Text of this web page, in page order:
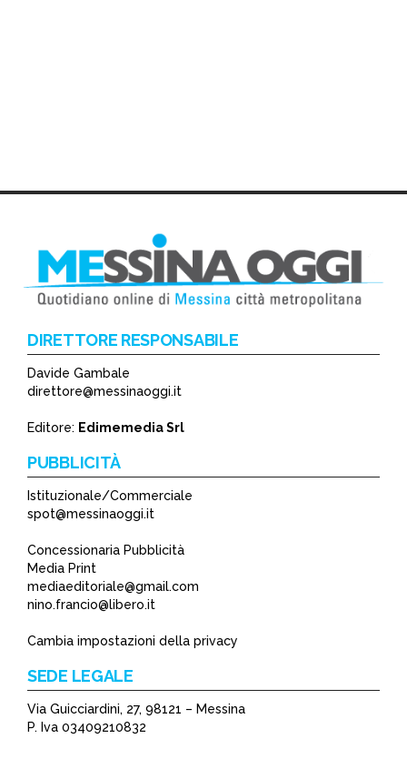
DIRETTORE RESPONSABILE
Davide Gambale
direttore@messinaoggi.it
Editore: Edimemedia Srl
PUBBLICITÀ
Istituzionale/Commerciale
spot@messinaoggi.it
Concessionaria Pubblicità
Media Print
mediaeditoriale@gmail.com
nino.francio@libero.it
Cambia impostazioni della privacy
SEDE LEGALE
Via Guicciardini, 27, 98121 – Messina
P. Iva 03409210832